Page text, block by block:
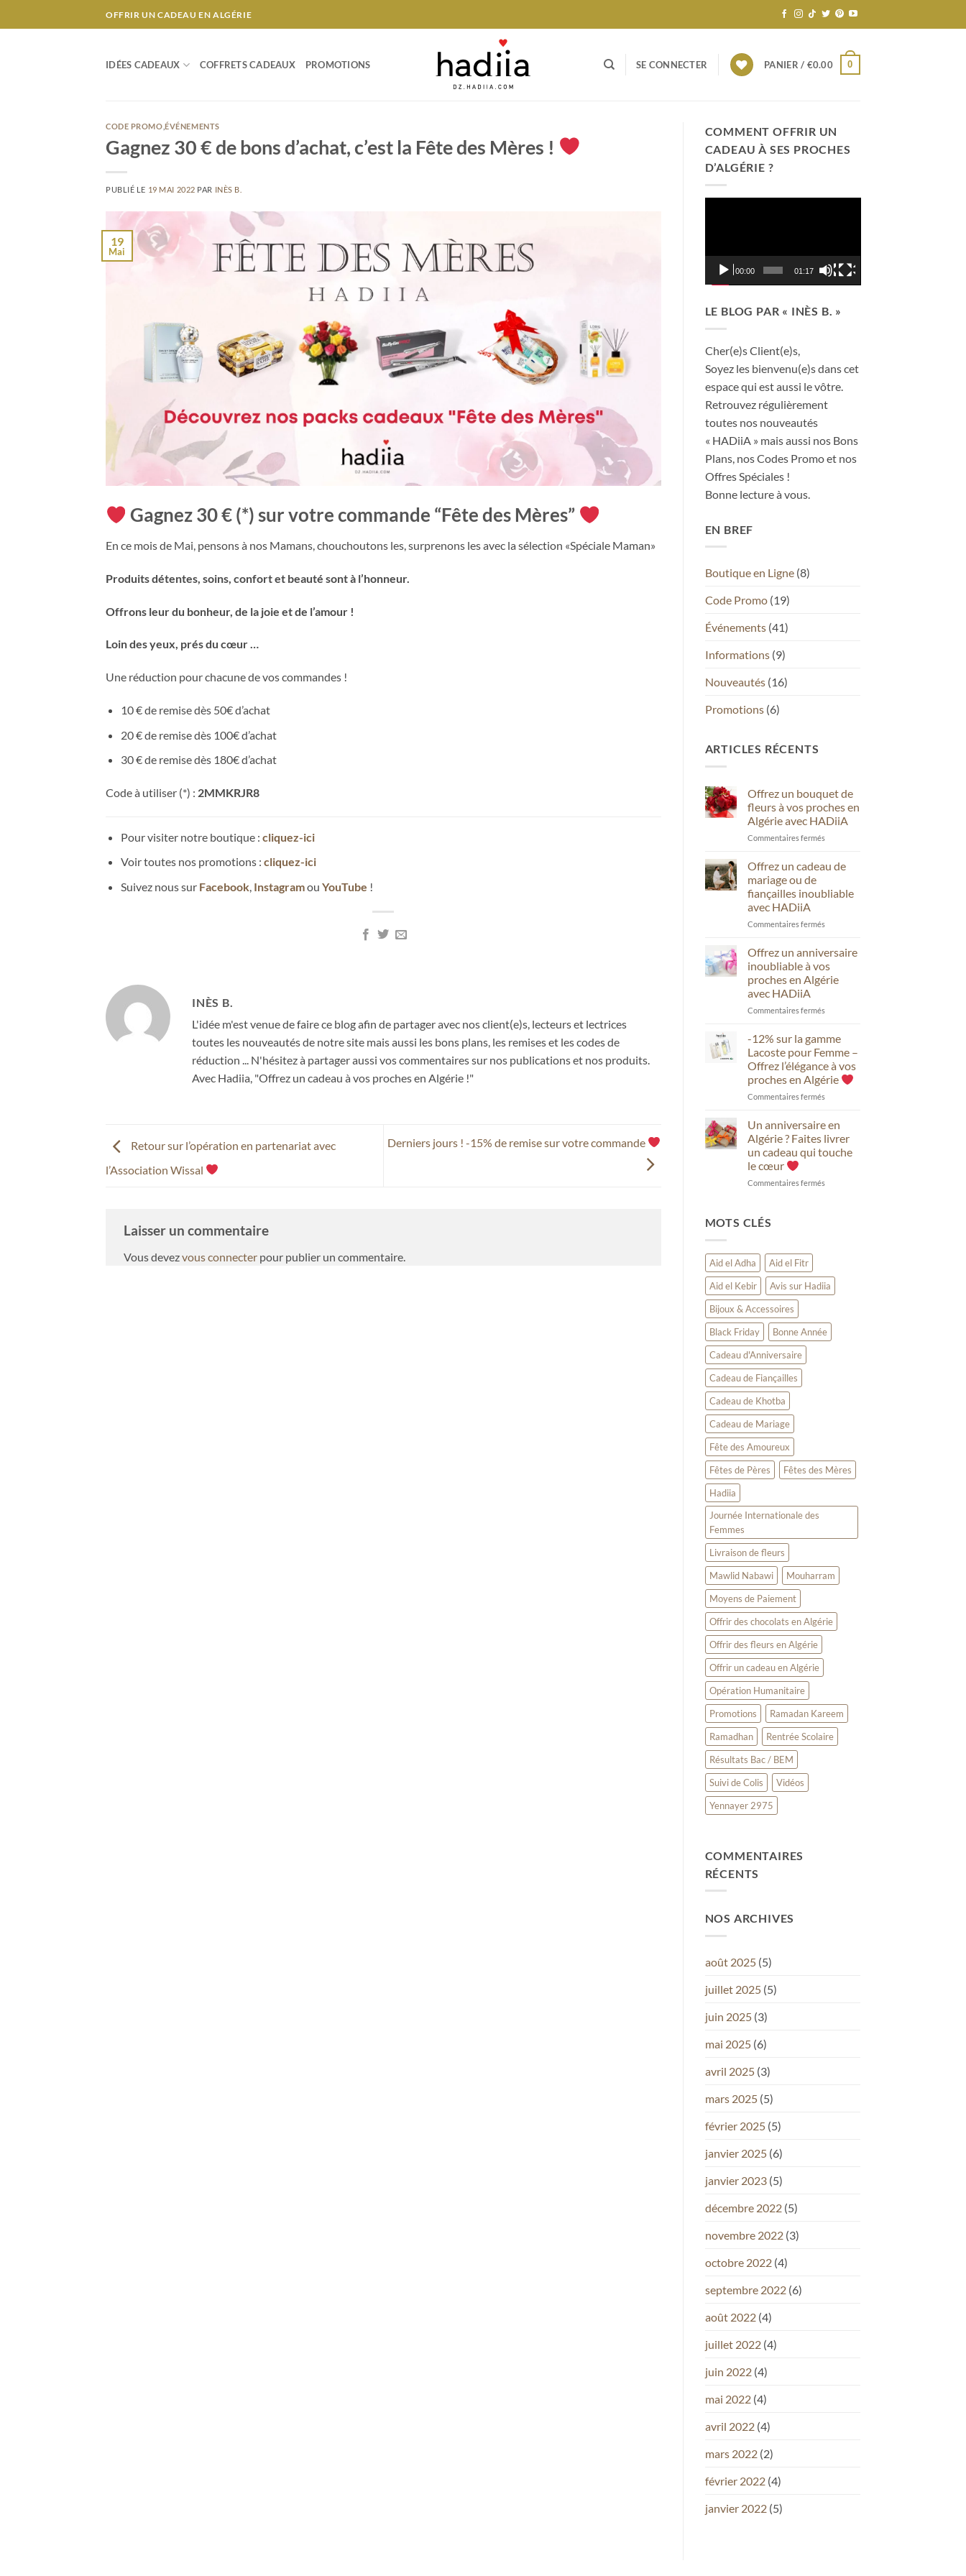
au
OFFRIR UN CADEAU EN ALGÉRIE
IDÉES CADEAUX COFFRETS CADEAUX PROMOTIONS SE CONNECTER PANIER / €0.00 0
CODE PROMO ,ÉVÉNEMENTS
Gagnez 30 € de bons d’achat, c’est la Fête des Mères !
PUBLIÉ LE 19 MAI 2022 PAR INÈS B.
19
Mai
Gagnez 30 € (*) sur votre commande “Fête des Mères”
En ce mois de Mai, pensons à nos Mamans, chouchoutons les, surprenons les avec la sélection «Spéciale Maman»
Produits détentes, soins, confort et beauté sont à l’honneur.
Offrons leur du bonheur, de la joie et de l’amour !
Loin des yeux, prés du cœur …
Une réduction pour chacune de vos commandes !
10 € de remise dès 50€ d’achat
20 € de remise dès 100€ d’achat
30 € de remise dès 180€ d’achat
Code à utiliser (*) : 2MMKRJR8
Pour visiter notre boutique : cliquez-ici
Voir toutes nos promotions : cliquez-ici
Suivez nous sur Facebook,Instagramou YouTube !
INÈS B.
L'idée m'est venue de faire ce blog afin de partager avec nos client(e)s, lecteurs et lectrices
toutes les nouveautés de notre site mais aussi les bons plans, les remises et les codes de
réduction ... N'hésitez à partager aussi vos commentaires sur nos publications et nos produits.
Avec Hadiia, "Offrez un cadeau à vos proches en Algérie !"
Retour sur l’opération en partenariat avec
l’Association Wissal
Derniers jours ! -15% de remise sur votre commande
Laisser un commentaire
Vous devezvous connecter pour publier un commentaire.
COMMENT OFFRIR UN
CADEAU À SES PROCHES
D’ALGÉRIE ?
00:00 01:17
LE BLOG PAR « INÈS B. »
Cher(e)s Client(e)s,
Soyez les bienvenu(e)s dans cet
espace qui est aussi le vôtre.
Retrouvez régulièrement
toutes nos nouveautés
« HADiiA » mais aussi nos Bons
Plans, nos Codes Promo et nos
Offres Spéciales !
Bonne lecture à vous.
EN BREF
Boutique en Ligne(8)
Code Promo(19)
Événements(41)
Informations(9)
Nouveautés(16)
Promotions(6)
ARTICLES RÉCENTS
Offrez un bouquet de
fleurs à vos proches en
Algérie avec HADiiA
Commentaires ferméssur
bouquet
fleurs
vos
Algérie
avec
HADiiA
Offrez un cadeau de
mariage ou de
fiançailles inoubliable
avec HADiiA
Commentaires ferméssur
cadeau
de
mariage
de
avec
HADiiA
Offrez un anniversaire
inoubliable à vos
proches en Algérie
avec HADiiA
Commentaires ferméssur
anniversaire
inoubliable
à
vos
proches
avec
HADiiA
-12% sur la gamme
Lacoste pour Femme –
Offrez l’élégance à vos
proches en Algérie
Commentaires ferméssur
la
gamme
Lacoste
Femme
Algérie
Un anniversaire en
Algérie ? Faites livrer
un cadeau qui touche
le cœur
Commentaires ferméssur
un
cadeau
le
cœur
MOTS CLÉS
Aid el Adha
Aid el Fitr
Aid el Kebir
Avis sur Hadiia
Bijoux & Accessoires
Black Friday
Bonne Année
Cadeau d'Anniversaire
Cadeau de Fiançailles
Cadeau de Khotba
Cadeau de Mariage
Fête des Amoureux
Fêtes de Pères
Fêtes des Mères
Hadiia
Journée Internationale des
Femmes
Livraison de fleurs
Mawlid Nabawi
Mouharram
Moyens de Paiement
Offrir des chocolats en Algérie
Offrir des fleurs en Algérie
Offrir un cadeau en Algérie
Opération Humanitaire
Promotions
Ramadan Kareem
Ramadhan
Rentrée Scolaire
Résultats Bac / BEM
Suivi de Colis
Vidéos
Yennayer 2975
COMMENTAIRES
RÉCENTS
NOS ARCHIVES
août 2025(5)
juillet 2025(5)
juin 2025(3)
mai 2025(6)
avril 2025(3)
mars 2025(5)
février 2025(5)
janvier 2025(6)
janvier 2023(5)
décembre 2022(5)
novembre 2022(3)
octobre 2022(4)
septembre 2022(6)
août 2022(4)
juillet 2022(4)
juin 2022(4)
mai 2022(4)
avril 2022(4)
mars 2022(2)
février 2022(4)
janvier 2022(5)